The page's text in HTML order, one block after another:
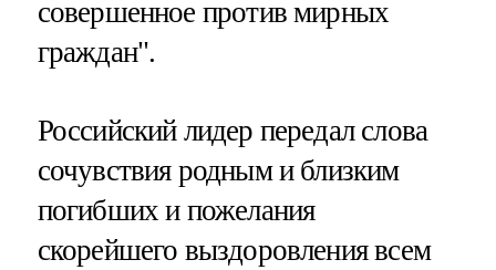
совершенное против мирных
граждан".
Российский лидер передал слова
сочувствия родным и близким
погибших и пожелания
скорейшего выздоровления всем